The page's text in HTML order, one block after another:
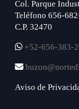
Col. Parque
Teléfono 656-
C.P. 32470
+52-656-383-
Aviso de